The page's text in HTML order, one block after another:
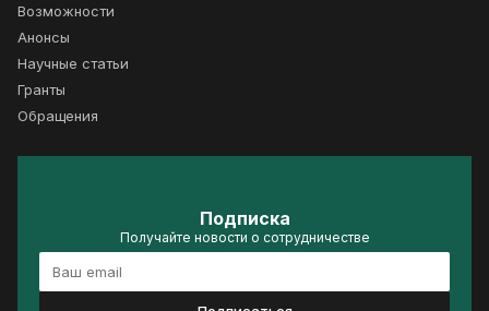
Возможности
Анонсы
Научные статьи
Гранты
Обращения
Подписка
Получайте новости о сотрудничестве